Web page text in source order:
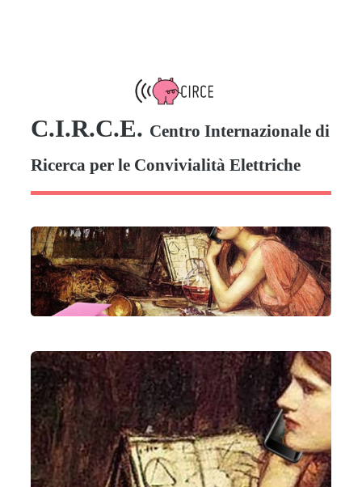
C.I.R.C.E. Centro Internazionale di
Ricerca per le Convivialità Elettriche